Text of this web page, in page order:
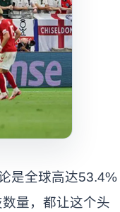
是全球高达53.4%
量，都让这个头